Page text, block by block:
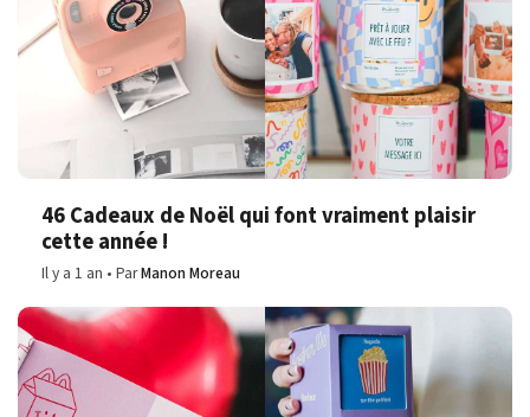
46 Cadeaux de Noël qui font vraiment plaisir
cette année !
Il y a 1 an ParManon Moreau